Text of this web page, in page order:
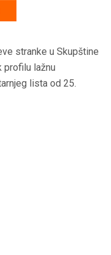
stranke u Skupštine
profilu lažnu
lista od 25.